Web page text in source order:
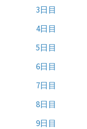
3日目
4日目
5日目
6日目
7日目
8日目
9日目